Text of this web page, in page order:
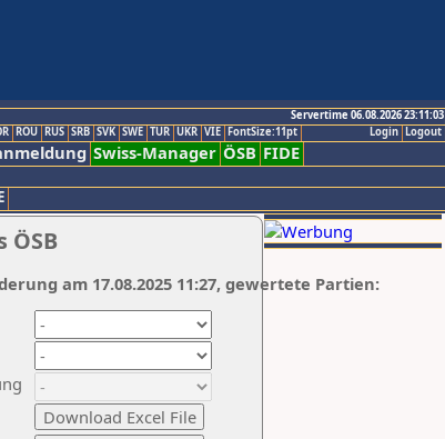
Servertime 06.08.2026 23:11:03
Logout
Login
ROU RUS SRB SVK SWE TUR UKR VIE FontSize:11pt
Swiss-Manager ÖSB FIDE
ÖSB
am 17.08.2025 11:27, gewertete Partien: